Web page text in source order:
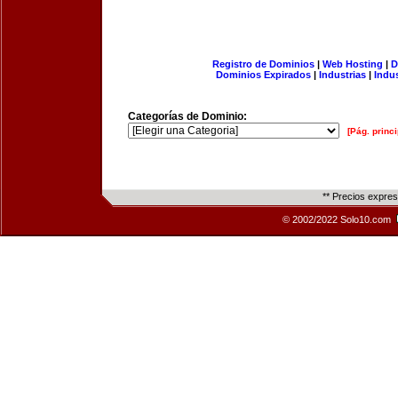
Registro de Dominios| Web Hosting |
Dominios Expirados | Industrias |
Categorías de Dominio:
[Pág.
** Precios
© 2002/2022 Solo10.com